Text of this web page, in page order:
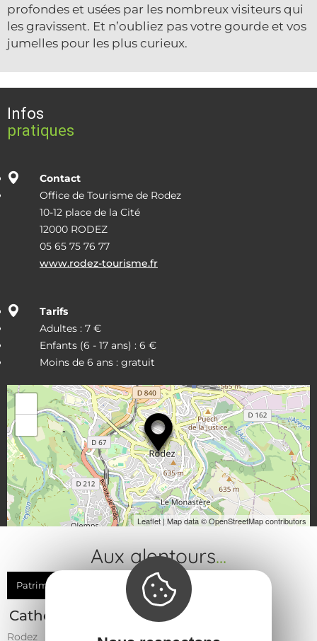
profondes et usées par les nombreux visiteurs qui
les gravissent. Et n’oubliez pas votre gourde et vos
jumelles pour les plus curieux.
Infos
pratiques
Contact
Office de Tourisme de Rodez
10-12 place de la Cité
12000 RODEZ
05 65 75 76 77
www.rodez-tourisme.fr
Tarifs
Adultes : 7 €
Enfants (6 - 17 ans) : 6 €
Moins de 6 ans : gratuit
44.3507746, 2.5719711
Leaflet| Map data ©OpenStreetMap contributors
Aux alentours...
Patrimoine
Cathédrale Notre-Dame de Rodez
Rodez